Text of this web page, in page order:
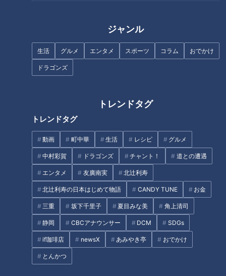
ジャンル
生活 グルメ エンタメ スポーツ コラム おでかけ
ドラゴンズ
トレンドタグ
トレンドタグ
動画 町中華 生活 レシピ グルメ
中村彩賀 ドラゴンズ チャント！ 道との遭遇
エンタメ 友廣南実 北辻利寿
北辻利寿の日本はじめて物語 CANDY TUNE お金
三重 坂下千里子 夏目みな美 角上清司
静岡 CBCアナウンサー DCM SDGs
if珈琲店 newsX あみやき亭 おでかけ
とんかつ
「奥琵琶湖パークウェイ」がで
きるまで孤立…“独自の法律”を
作った集落「菅浦」を深掘り
友廣アナの自転車旅｜知多半島
生活 チャント！
番組紹介
チャント！
くらしニュース
身近な生活情報から芸能、どこよりも詳しい天気情報などなど、東
海3県にとことん寄り添う新しい報道・情報番組。毎週月～金曜 午
後3:49～5:50放送（金曜は午後4:50～5:50放送）。